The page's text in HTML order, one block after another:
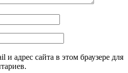
и адрес сайта в этом браузере для